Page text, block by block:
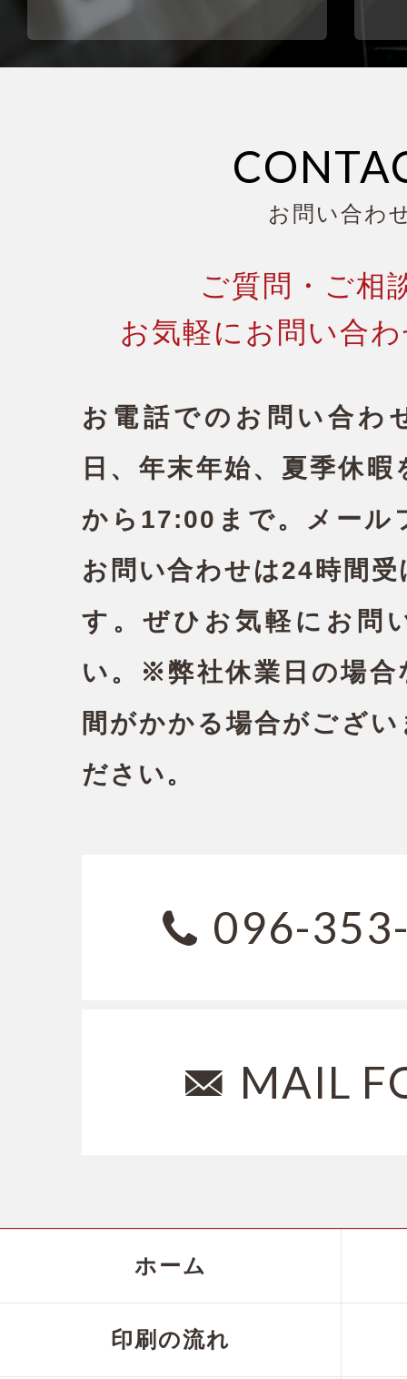
お問い合わ
ご質問・ご相
お気軽にお問い合
お電話でのお問い合わ
日、年末年始、夏季休
から17:00まで。
メール
お問い合わせは24時間
す。ぜひお気軽にお問
い。
※弊社休業日の場合
間がかかる場合がござ
ださい。
096-
MAIL
ホーム
印刷の流れ